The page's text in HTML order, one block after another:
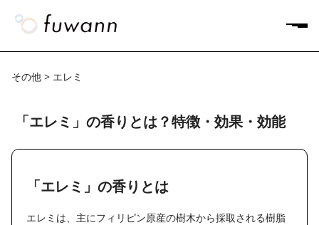
その他 > エレミ
「エレミ」の香りとは？特徴・効果・効能
「エレミ」の香りとは
エレミは、主にフィリピン原産の樹木から採取される樹脂